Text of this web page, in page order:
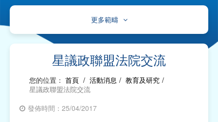
更多範疇
文化、體育及康樂
教育及研究
衛生
社會服務
工商及專業社團、工會
星議政聯盟法院交流
您的位置： 首頁 / 活動消息 / 教育及研究 /
星議政聯盟法院交流
發佈時間：25/04/2017